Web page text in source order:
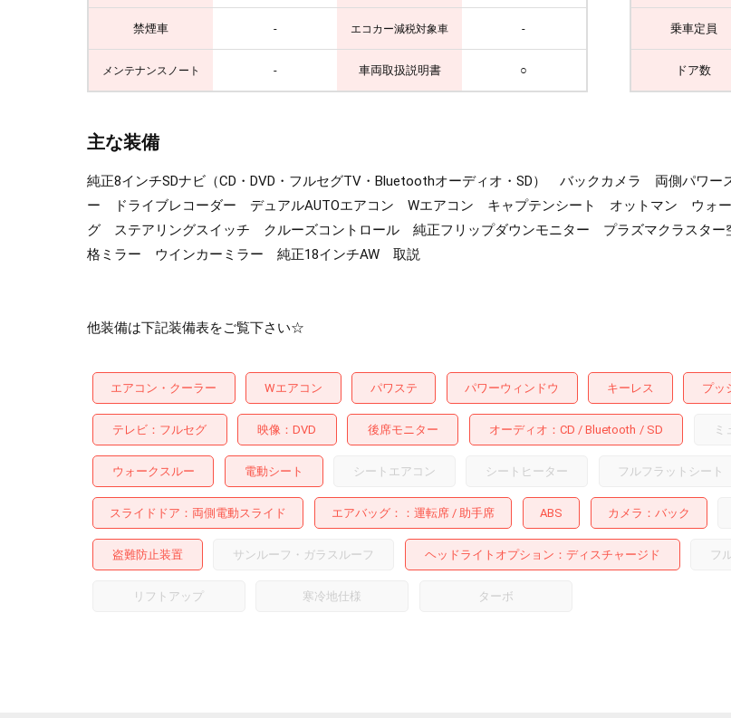
禁煙車 - エコカー減税対象車 -
メンテナンスノート - 車両取扱説明書 ○
乗車定員
ドア数
主な装備
純正8インチSDナビ（CD・DVD・フルセグTV・Bluetoothオーディオ・SD） バックカメラ 両側パワ
ー ドライブレコーダー デュアルAUTOエアコン Wエアコン キャプテンシート オットマン ウォ
グ ステアリングスイッチ クルーズコントロール 純正フリップダウンモニター プラズマクラスタ
格ミラー ウインカーミラー 純正18インチAW 取説
他装備は下記装備表をご覧下さい☆
エアコン・クーラー Wエアコン パワステ パワーウィンドウ キーレス プッ
テレビ フルセグ 映像 DVD 後席モニター オーディオ CD Bluetooth SD ミ
ウォークスルー 電動シート シートエアコン シートヒーター フルフラットシート
スライドドア 両側電動スライド エアバッグ： 運転席 助手席 ABS カメラ バック
盗難防止装置 サンルーフ・ガラスルーフ ヘッドライトオプション ディスチャージド フ
リフトアップ 寒冷地仕様 ターボ